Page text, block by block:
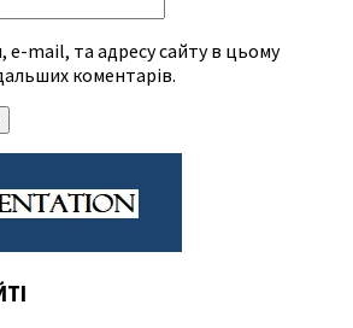
e-mail, та адресу сайту в цьому
коментарів.